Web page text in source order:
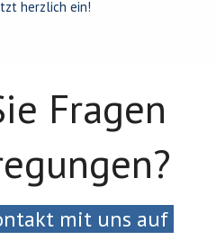
herzlich ein!
Fragen
mit uns auf